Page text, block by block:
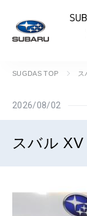
SUGDAS TOP ス
2026/08/02
スバル